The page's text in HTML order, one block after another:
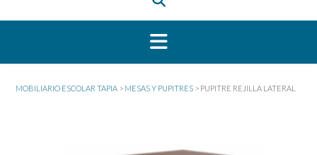
MOBILIARIO ESCOLAR TAPIA > MESAS Y PUPITRES > PUPITRE REJILLA LATERAL